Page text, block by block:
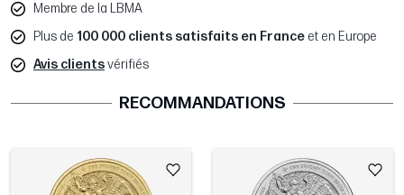
Membre de la LBMA
Plus de 100 000 clients satisfaits en France et en Europe
Avis clientsvérifiés
RECOMMANDATIONS